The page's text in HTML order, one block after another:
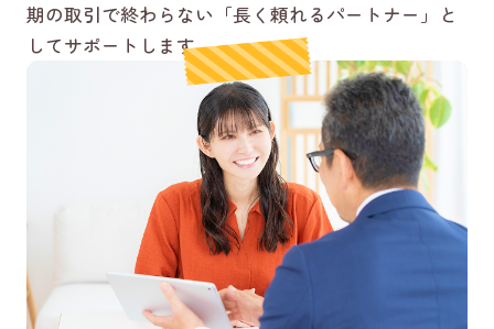
期の取引で終わらない「長く頼れるパートナー」と
してサポートします。